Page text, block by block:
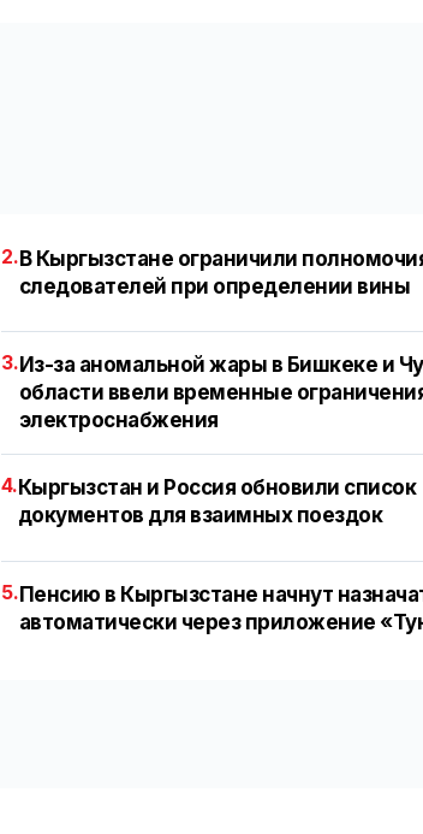
2.В Кыргызстане ограничили
следователей при определении вины
3. Из-за аномальной жары в Бишкеке и
области ввели временные
электроснабжения
4. Кыргызстан и Россия обновили список
документов для взаимных поездок
5.Пенсию в Кыргызстане начнут
автоматически через приложение